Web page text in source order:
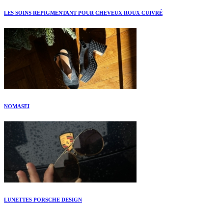
LES SOINS REPIGMENTANT POUR CHEVEUX ROUX CUIVRÉ
NOMASEI
LUNETTES PORSCHE DESIGN